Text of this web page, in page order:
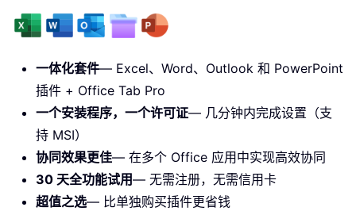
一体化套件— Excel、Word、Outlook 和 PowerPoint
插件 + Office Tab Pro
一个安装程序，一个许可证— 几分钟内完成设置（支
持 MSI）
协同效果更佳— 在多个 Office 应用中实现高效协同
30 天全功能试用— 无需注册，无需信用卡
超值之选— 比单独购买插件更省钱